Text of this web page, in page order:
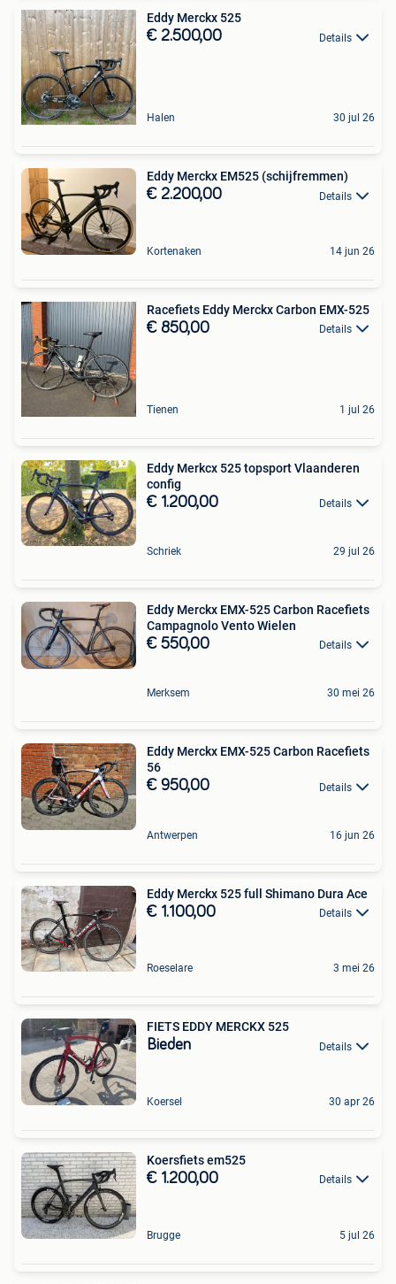
Eddy Merckx 525
€ 2.500,00 Details
Halen 30 jul 26
Eddy Merckx EM525 (schijfremmen)
€ 2.200,00 Details
Kortenaken 14 jun 26
Racefiets Eddy Merckx Carbon EMX-525
€ 850,00 Details
Tienen 1 jul 26
Eddy Merkcx 525 topsport Vlaanderen
config
€ 1.200,00 Details
Schriek 29 jul 26
Eddy Merckx EMX-525 Carbon Racefiets
Campagnolo Vento Wielen
€ 550,00 Details
Merksem 30 mei 26
Eddy Merckx EMX-525 Carbon Racefiets
56
€ 950,00 Details
Antwerpen 16 jun 26
Eddy Merckx 525 full Shimano Dura Ace
€ 1.100,00 Details
Roeselare 3 mei 26
FIETS EDDY MERCKX 525
Bieden Details
Koersel 30 apr 26
Koersfiets em525
€ 1.200,00 Details
Brugge 5 jul 26